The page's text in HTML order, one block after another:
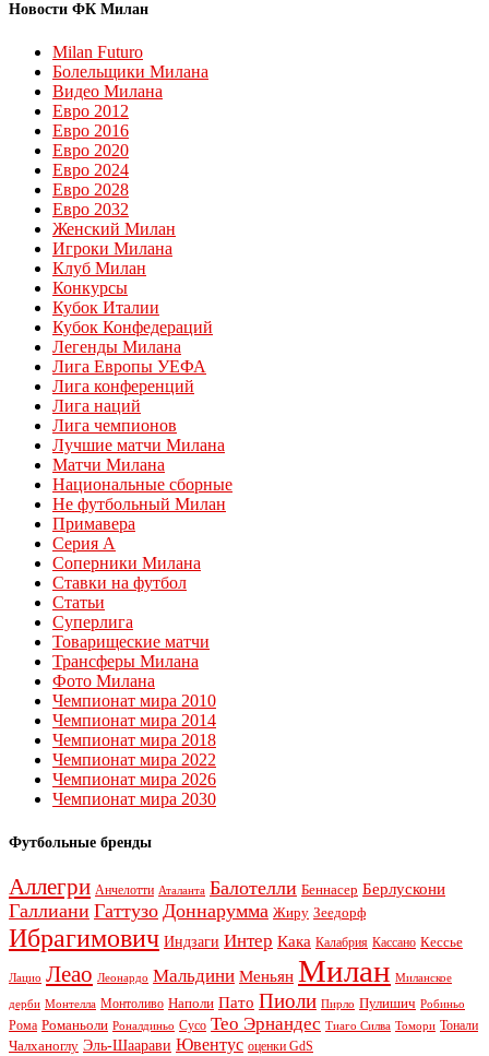
Новости ФК Милан
Milan Futuro
Болельщики Милана
Видео Милана
Евро 2012
Евро 2016
Евро 2020
Евро 2024
Евро 2028
Евро 2032
Женский Милан
Игроки Милана
Клуб Милан
Конкурсы
Кубок Италии
Кубок Конфедераций
Легенды Милана
Лига Европы УЕФА
Лига конференций
Лига наций
Лига чемпионов
Лучшие матчи Милана
Матчи Милана
Национальные сборные
Не футбольный Милан
Примавера
Серия А
Соперники Милана
Ставки на футбол
Статьи
Суперлига
Товарищеские матчи
Трансферы Милана
Фото Милана
Чемпионат мира 2010
Чемпионат мира 2014
Чемпионат мира 2018
Чемпионат мира 2022
Чемпионат мира 2026
Чемпионат мира 2030
Футбольные бренды
Аллегри Анчелотти Аталанта Балотелли Беннасер Берлускони
Галлиани Гаттузо Доннарумма Жиру Зеедорф
Ибрагимович Индзаги Интер Кака Калабрия Кассано Кессье
Лацио Леао Леонардо Мальдини Меньян Милан Миланское
дерби Монтелла Монтоливо Наполи Пато Пиоли Пирло Пулишич Робиньо
Рома Романьоли Роналдиньо Сусо Тео Эрнандес Тиаго Силва Томори Тонали
Чалханоглу Эль-Шаарави Ювентус оценки GdS